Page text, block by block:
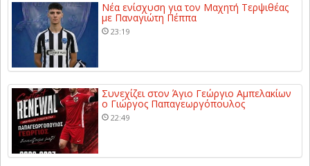
Νέα ενίσχυση για τον Μαχητή Τερψιθέας
με Παναγιώτη Πέππα
23:19
Συνεχίζει στον Άγιο Γεώργιο Αμπελακίων
ο Γιώργος Παπαγεωργόπουλος
22:49